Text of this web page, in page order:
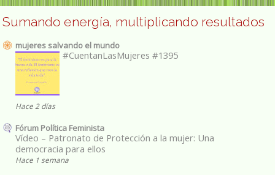
Sumando energía, multiplicando resultados
mujeres salvando el mundo
#CuentanLasMujeres #1395
Hace 2 días
Fórum Política Feminista
Vídeo – Patronato de Protección a la mujer: Una
democracia para ellos
Hace 1 semana